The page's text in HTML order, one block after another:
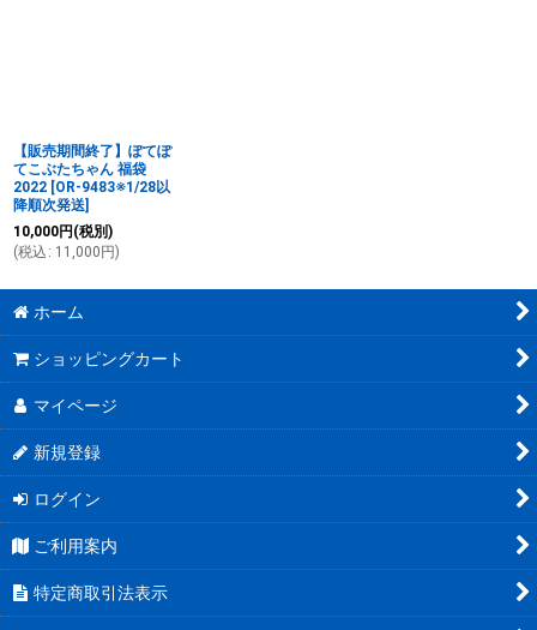
【販売期間終了】ぽてぽ
てこぶたちゃん 福袋
2022 [OR-9483※1/28以
降順次発送]
10,000円 (税別)
(税込 : 11,000 円)
ホーム
ショッピングカート
マイページ
新規登録
ログイン
ご利用案内
特定商取引法表示